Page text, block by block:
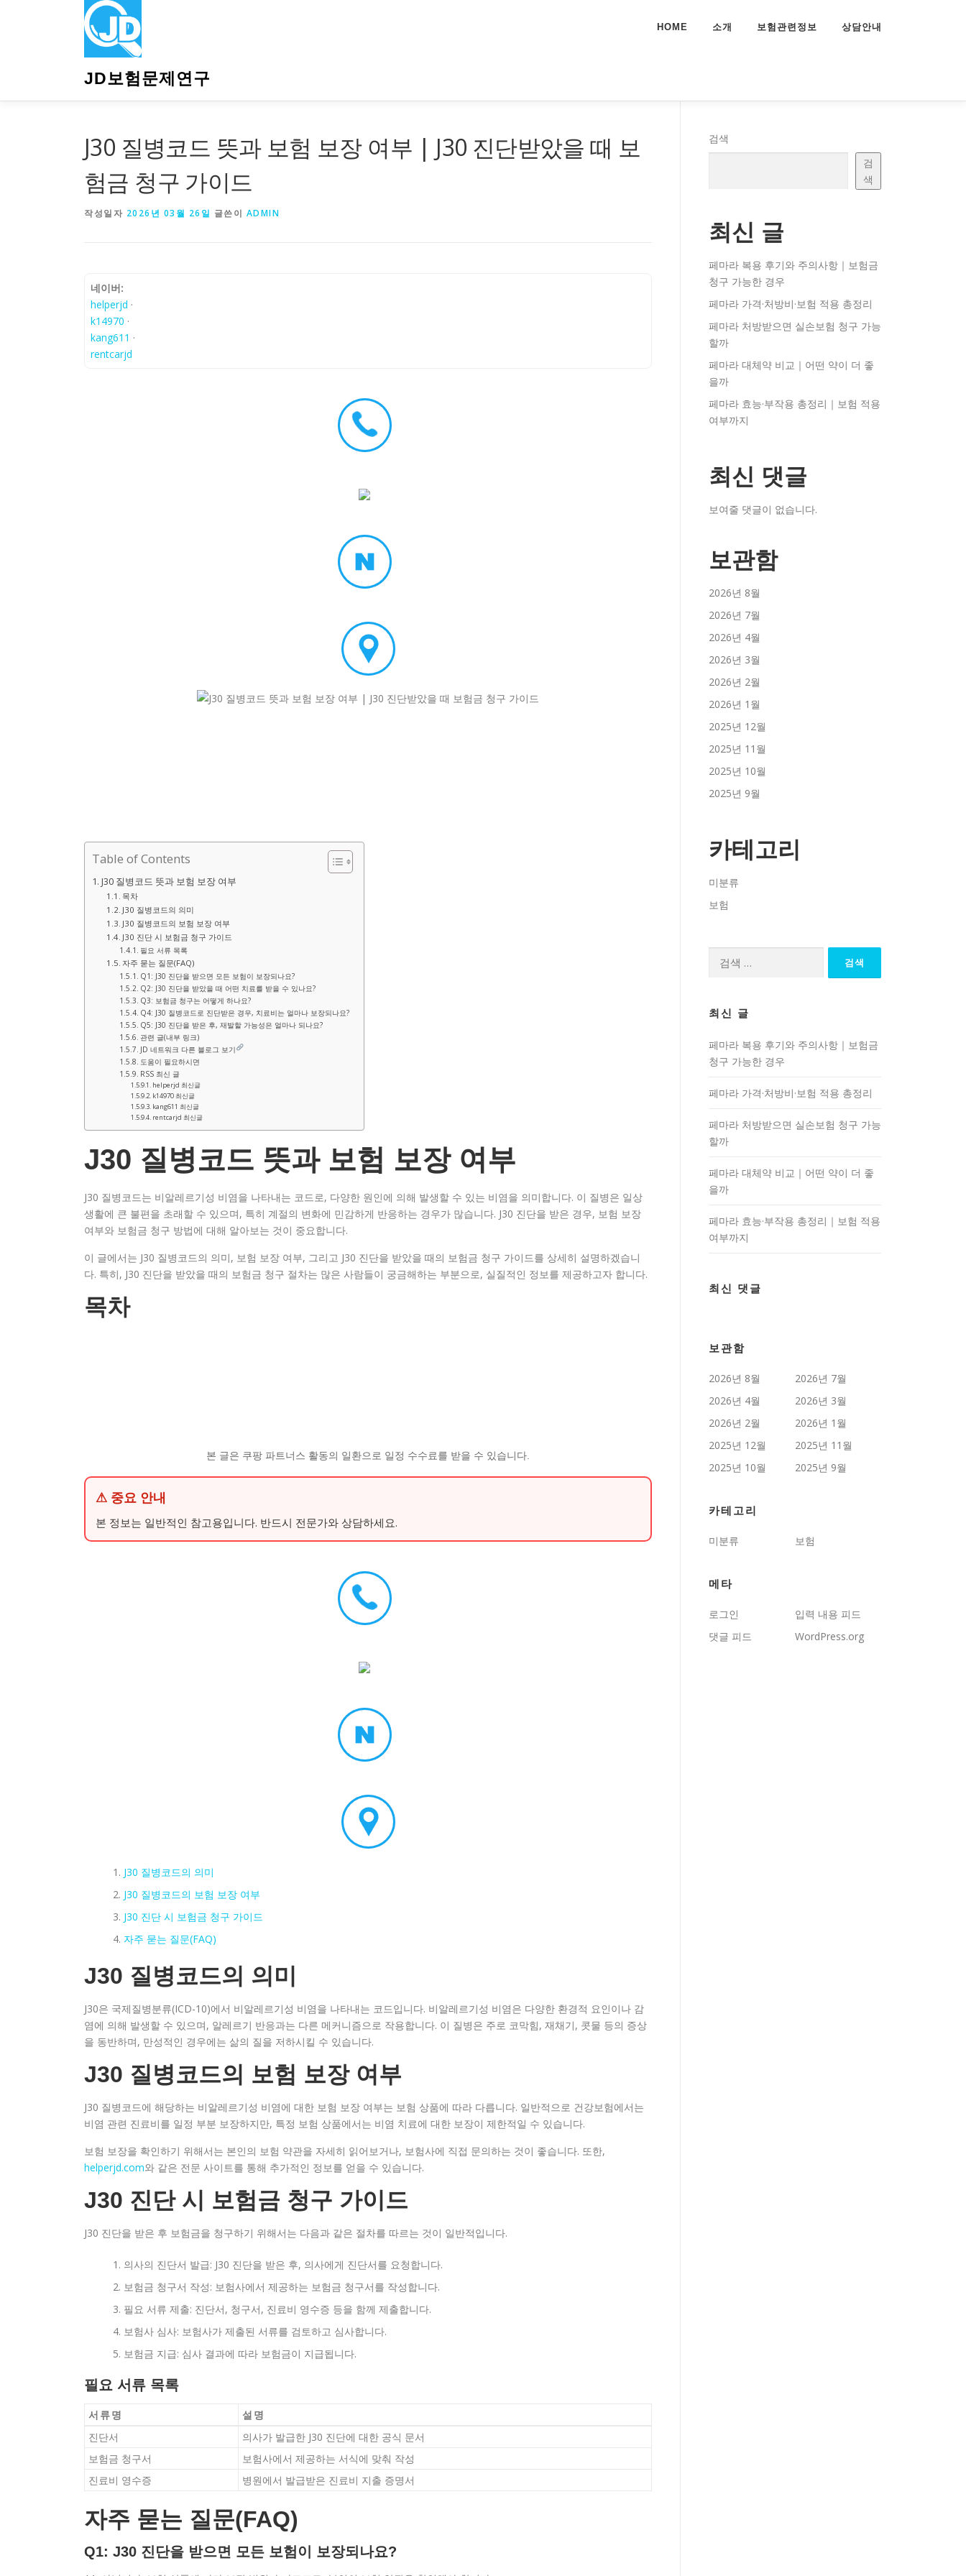
JD보험문제연구
HOME 소개 보험관련정보 상담안내
J30 질병코드 뜻과 보험 보장 여부 | J30 진단받았을 때 보
험금 청구 가이드
작성일자 2026년 03월 26일 글쓴이 ADMIN
네이버:
helperjd ·
k14970 ·
kang611 ·
rentcarjd
Table of Contents
J30 질병코드 뜻과 보험 보장 여부
목차
J30 질병코드의 의미
J30 질병코드의 보험 보장 여부
J30 진단 시 보험금 청구 가이드
필요 서류 목록
자주 묻는 질문(FAQ)
Q1: J30 진단을 받으면 모든 보험이 보장되나요?
Q2: J30 진단을 받았을 때 어떤 치료를 받을 수 있나요?
Q3: 보험금 청구는 어떻게 하나요?
Q4: J30 질병코드로 진단받은 경우, 치료비는 얼마나 보장되나요?
Q5: J30 진단을 받은 후, 재발할 가능성은 얼마나 되나요?
관련 글(내부 링크)
JD 네트워크 다른 블로그 보기
도움이 필요하시면
RSS 최신 글
helperjd 최신글
k14970 최신글
kang611 최신글
rentcarjd 최신글
J30 질병코드 뜻과 보험 보장 여부
J30 질병코드는 비알레르기성 비염을 나타내는 코드로, 다양한 원인에 의해 발생할 수 있는 비염을 의미합니다. 이 질병은 일상
생활에 큰 불편을 초래할 수 있으며, 특히 계절의 변화에 민감하게 반응하는 경우가 많습니다. J30 진단을 받은 경우, 보험 보장
여부와 보험금 청구 방법에 대해 알아보는 것이 중요합니다.
이 글에서는 J30 질병코드의 의미, 보험 보장 여부, 그리고 J30 진단을 받았을 때의 보험금 청구 가이드를 상세히 설명하겠습니
다. 특히, J30 진단을 받았을 때의 보험금 청구 절차는 많은 사람들이 궁금해하는 부분으로, 실질적인 정보를 제공하고자 합니다.
목차
본 글은 쿠팡 파트너스 활동의 일환으로 일정 수수료를 받을 수 있습니다.
⚠ 중요 안내
본 정보는 일반적인 참고용입니다. 반드시 전문가와 상담하세요.
J30 질병코드의 의미
J30 질병코드의 보험 보장 여부
J30 진단 시 보험금 청구 가이드
자주 묻는 질문(FAQ)
J30 질병코드의 의미
J30은 국제질병분류(ICD-10)에서 비알레르기성 비염을 나타내는 코드입니다. 비알레르기성 비염은 다양한 환경적 요인이나 감
염에 의해 발생할 수 있으며, 알레르기 반응과는 다른 메커니즘으로 작용합니다. 이 질병은 주로 코막힘, 재채기, 콧물 등의 증상
을 동반하며, 만성적인 경우에는 삶의 질을 저하시킬 수 있습니다.
J30 질병코드의 보험 보장 여부
J30 질병코드에 해당하는 비알레르기성 비염에 대한 보험 보장 여부는 보험 상품에 따라 다릅니다. 일반적으로 건강보험에서는
비염 관련 진료비를 일정 부분 보장하지만, 특정 보험 상품에서는 비염 치료에 대한 보장이 제한적일 수 있습니다.
보험 보장을 확인하기 위해서는 본인의 보험 약관을 자세히 읽어보거나, 보험사에 직접 문의하는 것이 좋습니다. 또한,
helperjd.com와 같은 전문 사이트를 통해 추가적인 정보를 얻을 수 있습니다.
J30 진단 시 보험금 청구 가이드
J30 진단을 받은 후 보험금을 청구하기 위해서는 다음과 같은 절차를 따르는 것이 일반적입니다.
의사의 진단서 발급: J30 진단을 받은 후, 의사에게 진단서를 요청합니다.
보험금 청구서 작성: 보험사에서 제공하는 보험금 청구서를 작성합니다.
필요 서류 제출: 진단서, 청구서, 진료비 영수증 등을 함께 제출합니다.
보험사 심사: 보험사가 제출된 서류를 검토하고 심사합니다.
보험금 지급: 심사 결과에 따라 보험금이 지급됩니다.
필요 서류 목록
서류명
설명
진단서
의사가 발급한 J30 진단에 대한 공식 문서
보험금 청구서
보험사에서 제공하는 서식에 맞춰 작성
진료비 영수증
병원에서 발급받은 진료비 지출 증명서
자주 묻는 질문(FAQ)
Q1: J30 진단을 받으면 모든 보험이 보장되나요?
검색
검
색
최신 글
페마라 복용 후기와 주의사항｜보험금
청구 가능한 경우
페마라 가격·처방비·보험 적용 총정리
페마라 처방받으면 실손보험 청구 가능
할까
페마라 대체약 비교｜어떤 약이 더 좋
을까
페마라 효능·부작용 총정리｜보험 적용
여부까지
최신 댓글
보여줄 댓글이 없습니다.
보관함
2026년 8월
2026년 7월
2026년 4월
2026년 3월
2026년 2월
2026년 1월
2025년 12월
2025년 11월
2025년 10월
2025년 9월
카테고리
미분류
보험
최신 글
페마라 복용 후기와 주의사항｜보험금
청구 가능한 경우
페마라 가격·처방비·보험 적용 총정리
페마라 처방받으면 실손보험 청구 가능
할까
페마라 대체약 비교｜어떤 약이 더 좋
을까
페마라 효능·부작용 총정리｜보험 적용
여부까지
최신 댓글
보관함
2026년 8월
2026년 7월
2026년 4월
2026년 3월
2026년 2월
2026년 1월
2025년 12월
2025년 11월
2025년 10월
2025년 9월
카테고리
미분류 보험
메타
로그인
입력 내용 피드
댓글 피드
WordPress.org